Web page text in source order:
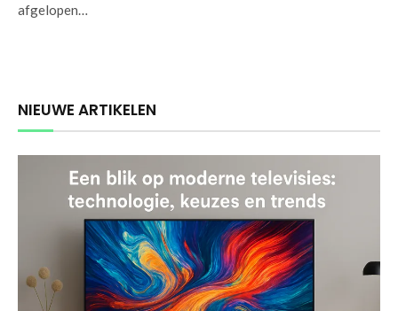
afgelopen…
NIEUWE ARTIKELEN